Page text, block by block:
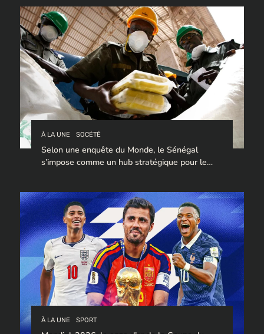
À LA UNE SOCÉTÉ
Selon une enquête du Monde, le Sénégal
s’impose comme un hub stratégique pour le
À LA UNE SPORT